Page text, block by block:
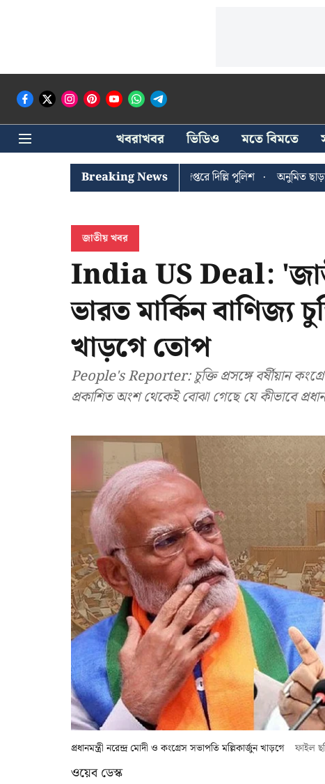
খবরাখবর ভিডিও মতে বিমতে
Breaking News
ঘোষের খোঁজে সিপিআইএম সদর দপ্তরে দিল্লি পুলিশ অনুমিত ছাড়া কোনও
জাতীয় খবর
India US Deal:
ভারত মার্কিন বাণিজ্য
খাড়গে তোপ
People's Reporter: চুক্তি প্রসঙ্গে বর্ষীয়ান
প্রকাশিত অংশ থেকেই বোঝা গেছে যে কীভাবে
প্রধানমন্ত্রী নরেন্দ্র মোদী ও কংগ্রেস সভাপতি মল্লিকার্জুন খাড়গে ফাইল
ওয়েব ডেস্ক